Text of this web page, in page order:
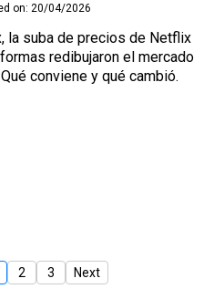
on: 20/04/2026
la suba de precios de Netflix
redibujaron el mercado
conviene y qué cambió.
2 3 Next